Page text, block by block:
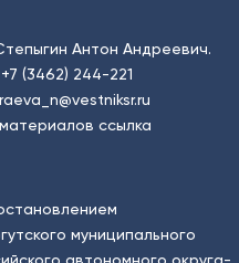
Антон Андреевич.
+7 (3462) 244-221
ссылка
муниципального